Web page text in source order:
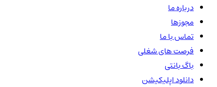
درباره ما
مجوزها
تماس با ما
فرصت های شغلی
باگ بانتی
دانلود اپلیکیشن